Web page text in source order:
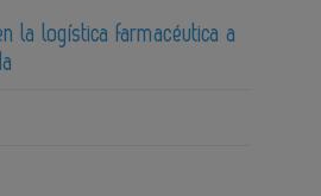
la logística farmacéutica a